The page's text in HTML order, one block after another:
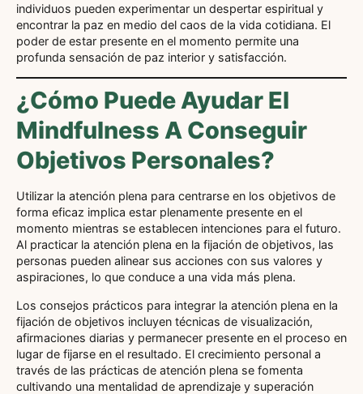
individuos pueden experimentar un despertar espiritual y
encontrar la paz en medio del caos de la vida cotidiana. El
poder de estar presente en el momento permite una
profunda sensación de paz interior y satisfacción.
¿Cómo Puede Ayudar El
Mindfulness A Conseguir
Objetivos Personales?
Utilizar la atención plena para centrarse en los objetivos de
forma eficaz implica estar plenamente presente en el
momento mientras se establecen intenciones para el futuro.
Al practicar la atención plena en la fijación de objetivos, las
personas pueden alinear sus acciones con sus valores y
aspiraciones, lo que conduce a una vida más plena.
Los consejos prácticos para integrar la atención plena en la
fijación de objetivos incluyen técnicas de visualización,
afirmaciones diarias y permanecer presente en el proceso en
lugar de fijarse en el resultado. El crecimiento personal a
través de las prácticas de atención plena se fomenta
cultivando una mentalidad de aprendizaje y superación